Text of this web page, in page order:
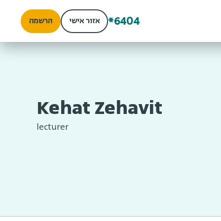
*6404 אזור אישי הרשמה
Kehat Zehavit
lecturer